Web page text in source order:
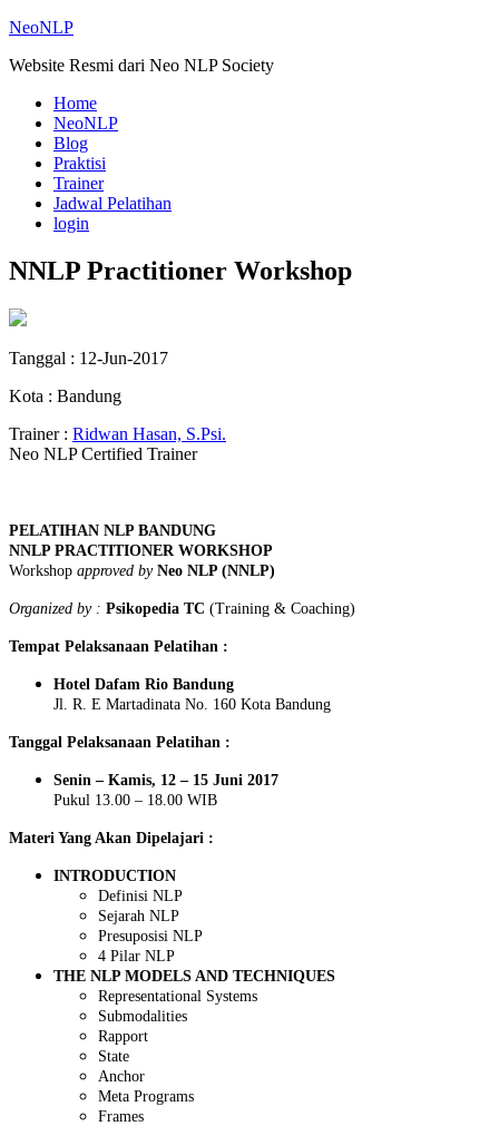
NeoNLP
Website Resmi dari Neo NLP Society
Home
NeoNLP
Blog
Praktisi
Trainer
Jadwal Pelatihan
login
NNLP Practitioner Workshop
Tanggal : 12-Jun-2017
Kota : Bandung
Trainer : Ridwan Hasan, S.Psi.
Neo NLP Certified Trainer
PELATIHAN NLP BANDUNG
NNLP PRACTITIONER WORKSHOP
Workshop approved by Neo NLP (NNLP)
Organized by : Psikopedia TC (Training & Coaching)
Tempat Pelaksanaan Pelatihan :
Hotel Dafam Rio Bandung
Jl. R. E Martadinata No. 160 Kota Bandung
Tanggal Pelaksanaan Pelatihan :
Senin – Kamis, 12 – 15 Juni 2017
Pukul 13.00 – 18.00 WIB
Materi Yang Akan Dipelajari :
INTRODUCTION
Definisi NLP
Sejarah NLP
Presuposisi NLP
4 Pilar NLP
THE NLP MODELS AND TECHNIQUES
Representational Systems
Submodalities
Rapport
State
Anchor
Meta Programs
Frames